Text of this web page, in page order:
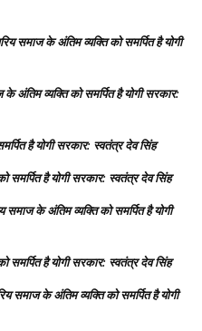
समाज के अंतिम व्यक्ति को समर्पित है योगी
के अंतिम व्यक्ति को समर्पित है योगी सरकार:
है योगी सरकार: स्वतंत्र देव सिंह
समर्पित है योगी सरकार: स्वतंत्र देव सिंह
समाज के अंतिम व्यक्ति को समर्पित है योगी
समर्पित है योगी सरकार: स्वतंत्र देव सिंह
समाज के अंतिम व्यक्ति को समर्पित है योगी